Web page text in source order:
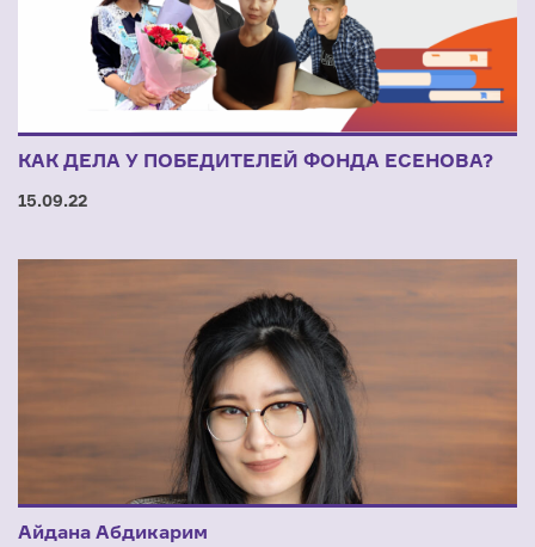
КАК ДЕЛА У ПОБЕДИТЕЛЕЙ ФОНДА ЕСЕНОВА?
15.09.22
Айдана Абдикарим